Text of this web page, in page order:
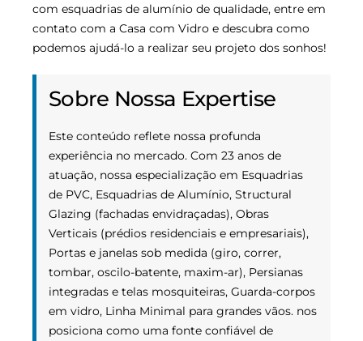
com esquadrias de alumínio de qualidade, entre em
contato com a Casa com Vidro e descubra como
podemos ajudá-lo a realizar seu projeto dos sonhos!
Sobre Nossa Expertise
Este conteúdo reflete nossa profunda
experiência no mercado. Com 23 anos de
atuação, nossa especialização em Esquadrias
de PVC, Esquadrias de Alumínio, Structural
Glazing (fachadas envidraçadas), Obras
Verticais (prédios residenciais e empresariais),
Portas e janelas sob medida (giro, correr,
tombar, oscilo-batente, maxim-ar), Persianas
integradas e telas mosquiteiras, Guarda-corpos
em vidro, Linha Minimal para grandes vãos. nos
posiciona como uma fonte confiável de